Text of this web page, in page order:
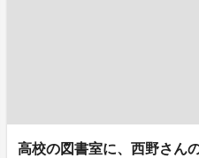
高校の図書室に、西野さん